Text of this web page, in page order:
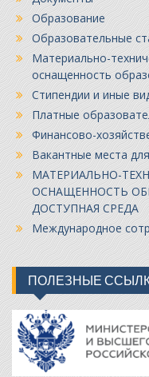
Образование
Образовательные
Материально-
оснащенность
Стипендии и иные
Платные
Финансово-
Вакантные места
МАТЕРИАЛЬНО-
ОСНАЩЕННОСТЬ
ДОСТУПНАЯ СРЕДА
Международное
ПОЛЕЗНЫЕ